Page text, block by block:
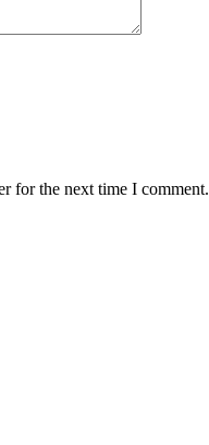
for the next time I comment.